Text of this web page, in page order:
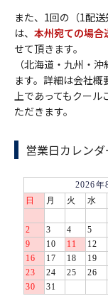
また、1回の（1配
は、 本州宛ての場合
せて頂きます。
（北海道・九州・
ます。詳細は会社
上であってもクール
ただきます。
営業日カレンダ